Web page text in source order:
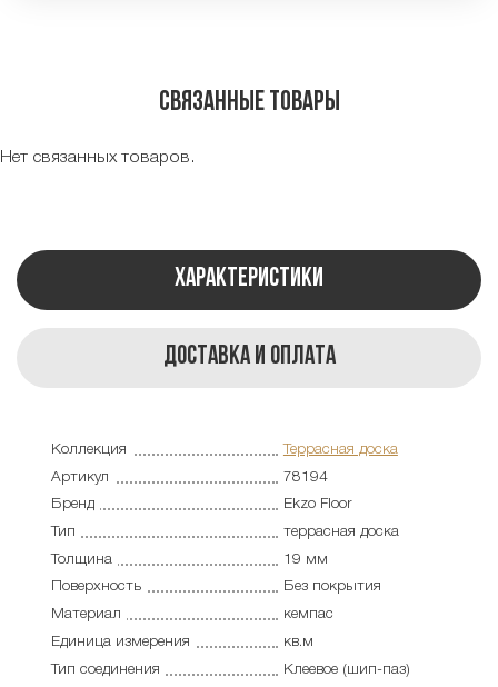
Связанные товары
Нет связанных товаров.
Характеристики
Доставка и оплата
Коллекция
Террасная доска
Артикул
78194
Бренд
Ekzo Floor
Тип
террасная доска
Толщина
19 мм
Поверхность
Без покрытия
Материал
кемпас
Единица измерения
кв.м
Тип соединения
Клеевое (шип-паз)